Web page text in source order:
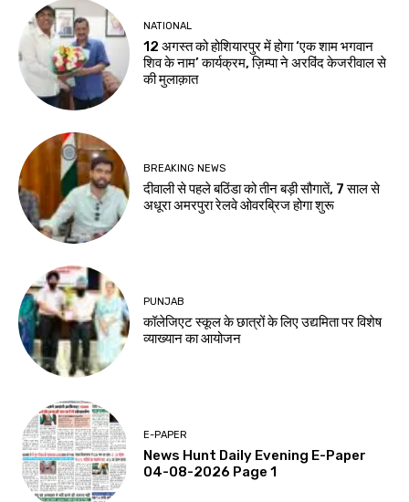
NATIONAL
12 अगस्त को होशियारपुर में होगा ‘एक शाम भगवान
शिव के नाम’ कार्यक्रम, ज़िम्पा ने अरविंद केजरीवाल से
की मुलाक़ात
BREAKING NEWS
दीवाली से पहले बठिंडा को तीन बड़ी सौगातें, 7 साल से
अधूरा अमरपुरा रेलवे ओवरब्रिज होगा शुरू
PUNJAB
कॉलेजिएट स्कूल के छात्रों के लिए उद्यमिता पर विशेष
व्याख्यान का आयोजन
E-PAPER
News Hunt Daily Evening E-Paper
04-08-2026 Page 1